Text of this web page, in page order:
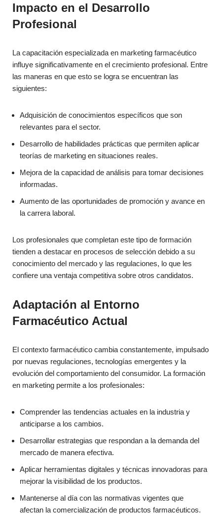
Impacto en el Desarrollo
Profesional
La capacitación especializada en marketing farmacéutico
influye significativamente en el crecimiento profesional. Entre
las maneras en que esto se logra se encuentran las
siguientes:
Adquisición de conocimientos específicos que son
relevantes para el sector.
Desarrollo de habilidades prácticas que permiten aplicar
teorías de marketing en situaciones reales.
Mejora de la capacidad de análisis para tomar decisiones
informadas.
Aumento de las oportunidades de promoción y avance en
la carrera laboral.
Los profesionales que completan este tipo de formación
tienden a destacar en procesos de selección debido a su
conocimiento del mercado y las regulaciones, lo que les
confiere una ventaja competitiva sobre otros candidatos.
Adaptación al Entorno
Farmacéutico Actual
El contexto farmacéutico cambia constantemente, impulsado
por nuevas regulaciones, tecnologías emergentes y la
evolución del comportamiento del consumidor. La formación
en marketing permite a los profesionales:
Comprender las tendencias actuales en la industria y
anticiparse a los cambios.
Desarrollar estrategias que respondan a la demanda del
mercado de manera efectiva.
Aplicar herramientas digitales y técnicas innovadoras para
mejorar la visibilidad de los productos.
Mantenerse al día con las normativas vigentes que
afectan la comercialización de productos farmacéuticos.